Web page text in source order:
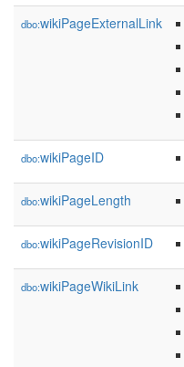
dbo:wikiPageExternalLink
dbo:wikiPageID
dbo:wikiPageLength
dbo:wikiPageRevisionID
dbo:wikiPageWikiLink